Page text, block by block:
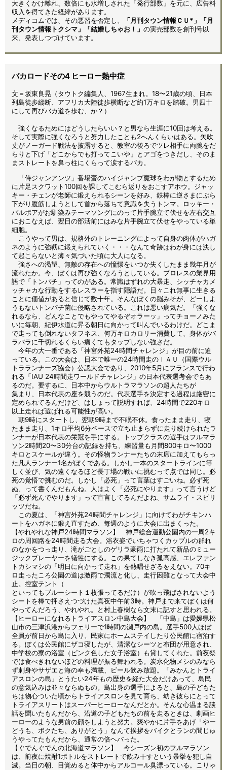
大きくかけ離れ、数倍にも水増しされた「発行部数」を元に、広告料
収入を得てきた経緯があります。
メディコムでは、その悪習を否定し、
「月刊タウン情報ＣＵ*」「月
刊タウン情報トクシマ」「結婚しちゃお！」 の実売部数を創刊号以
来、発表しつづけています。
バカロードその4 ヒーロー熱中症
文＝坂東良晃（タウトク編集人、1967生まれ。18〜21歳の頃、日本
列島徒歩縦断、アフリカ大陸徒歩横断など約1万キロを踏破。男四十
にして再びバカ道を歩む、か？）
強くなるためにはどうしたらいい？と男なら生涯に10回は考える。
そして実際に強くなろうと努力したことも2へんくらいはある。矢吹
丈がノーガード戦法を披露すると、教室の後ろでツレ相手に両腕をだ
らりと下げ「どこからでも打ってこいや」とアゴをつきだし、そのま
まストレートを鼻っ柱にくらって涙するバカ。
「侍ジャンアンツ」番場蛮のハイジャンプ魔球をわが物とするため
に片足スクワット100回を課してこむら返りをおこすアホウ。ジャッ
キー・チェンが老師に鍛えられるシーンを好み、鉄棒に逆さまにぶら
下がり腹筋しようとして首から落ちて意識を失うトンマ。ロッキー・
バルボアがお馴染みテーマソングにのって片手腕立て伏せを左右交互
におこなえば、翌日の部活前にはみな片手腕立て伏せをやっている単
細胞。
こうやって男は、規格外のトレーニングによって自身の肉体がハガ
ネのように強靱に鍛えられていく・・・なんて奇跡はわが身には決し
て起こらないと薄々気づいた頃に大人になる。
強さへの渇望、無敵の存在への憧憬をいつか失くしたまま幾年月が
流れたか。今、ぼくは再び強くなろうとしている。プロレスの業界用
語で「トンパチ」ってのがある。常識はずれの大暴走、シッチャカメ
ッチャカな行動をするレスラーを指す隠語だ。日々これ無事に生きる
ことに価値があると信じて数十年。そんなぼくの脳みそが、どーしよ
うもないトンパチ菌に侵略されている。これは悪い病気だ。「強くな
れるなら、どんなことでもやってやるぞオラーッ」ってチョーノみた
いに毎朝、紀伊水道に昇る朝日に向かって叫んでいるわけだ。どこま
で走っても倒れないタフネス、何万キロカロリー消費して、身体がバ
ラバラに千切れるくらい痛くてもタップしない強さだ。
今年の大一番である「神宮外苑24時間チャレンジ」が目の前に迫
っている。この大会は、日本で唯一の24時間走のＩＡＵ（国際ウル
トラランナーズ協会）公認大会であり、2010年5月にフランスで行わ
れる「IAU 24時間走ワールドチャレンジ」の日本代表選考会でもあ
るのだ。要するに、日本中からウルトラマラソンの超人たちが
集まり、日本代表の座を競うのだ。代表選手を決定する過程は厳密に
定められてるんだけど、はしょって説明すれば、24時間で220キロ
以上走れば選ばれる可能性が高い。
朝9時にスタートし、翌朝9時まで不眠不休。食ったまま走り、寝
たまま走り、1キロ平均6分ペースで立ち止まらずに走り続けられたラ
ンナーが日本代表の栄冠を手にする。トップクラスの選手はフルマラ
ソン2時間20〜30分台の記録を持ち、練習量も月間800キロ〜1000
キロとスケールが違う。その怪物ランナーたちの末席に加えてもらっ
た凡人ランナー1名がぼくである。しかし一本のスタートラインに等
しく並び、気の遠くなるほど長丁場の戦いに挑むって点では同じ。必
死の覚悟で挑むのだ。しかし「必死」って言葉はすごいね。必ず死
ぬ、って書くんだもんね。人はよく「必死にやります」って言うけど
「必ず死んでやります」って宣言してるんだよね、サムライ・スピリ
ッツだね。
この夏は、「神宮外苑24時間チャレンジ」に向けてわがチキンハ
ートをハガネに鍛え直すため、毎週のように大会に出まくった。
【やれやれな神戸24時間マラソン】 神戸総合運動公園内の一周2キ
ロの周回路を24時間走る大会。浴衣姿でいちゃつくカップルの群れ
のなかをつっ走り、滝がごとしのゲリラ豪雨に打たれて新品のミュー
ジックプレーヤーを犠牲にする。この果てしなき孤高感、エレファン
トカシマシの「明日に向かって走れ」を熱唱せざるをえない。70キ
ロ走ったころ公園の道は激雨で濁流と化し、走行困難となって大会中
止。控室テント（
といってもブルーシート１枚張ってるだけ）が吹っ飛ばされないよう
シートを棒で押さえつづけた真夜中午前3時。神戸まで来てぼくは何
やってんだろう、やれやれ。と村上春樹なら文末に記すと思われる。
【ヒーローになれるトライアスロン中島大会】 「中島」は愛媛県松
山市の三津浜港からフェリーで1時間の瀬戸内の島。選手500人ほぼ
全員が前日から島に入り、民家にホームステイしたり公民館に宿泊す
る。ぼくは公民館にザコ寝したが、清潔なシーツと布団が用意され、
中学校の寮の浴室（ピンク色した女子浴室）も貸してくれた。前夜祭
では食べきれないほどの料理が振る舞われる。炭水化物メシのみなら
ず刺身やサザエと海の幸も満載、ビール飲み放題。「みかんとトライ
アスロンの島」とうたい24年もの歴史を経た大会だけあって、島民
の意気込みは並々ならぬもの。島出身の選手によると、島の子どもた
ちは物心ついた頃からトライアスロンを見て育ち、幼き彼らにとって
トライアスリートはスーパーヒーローなんだとか。そんな心温まる談
話を聞いたもんだから、沿道の子どもたちの前を走るときは、劇画ヒ
ーローのような男前の顔をしようと努力。爽やかに片手をあげ「やー
どうも、ボクたち、ありがとう」なんて挨拶をバイクとランの間じゅ
うやってたもんだから、通常の倍ヘバった。
【ぐでんぐでんの北海道マラソン】 今シーズン初のフルマラソン
は、前夜に焼酎1ボトルをストレートで飲み干すという暴挙を犯し自
滅。当日の朝、目覚めると体中からアルコール臭漂っている。こりゃ